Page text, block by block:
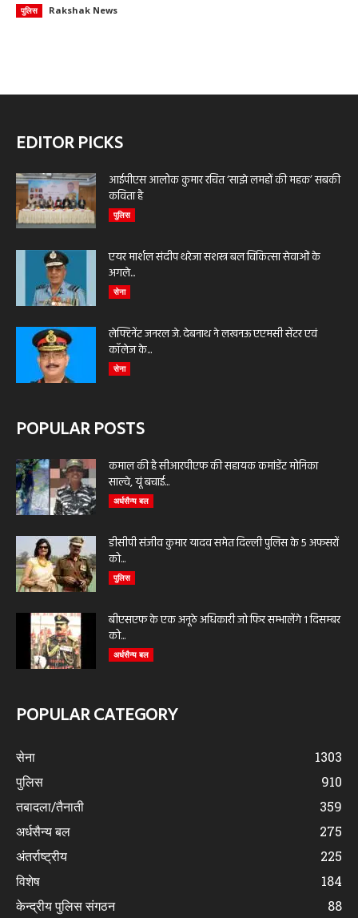
पुलिस Rakshak News
EDITOR PICKS
आईपीएस आलोक कुमार रचित ‘साझे लमहों की महक’ सबकी
कविता है
पुलिस
एयर मार्शल संदीप थरेजा सशस्त्र बल चिकित्सा सेवाओं के
अगले...
सेना
लेफ्टिनेंट जनरल जे. देबनाथ ने लखनऊ एएमसी सेंटर एवं
कॉलेज के...
सेना
POPULAR POSTS
कमाल की है सीआरपीएफ की सहायक कमांडेंट मोनिका
साल्वे, यूं बचाई...
अर्धसैन्य बल
डीसीपी संजीव कुमार यादव समेत दिल्ली पुलिस के 5 अफसरों
को...
पुलिस
बीएसएफ के एक अनूठे अधिकारी जो फिर सम्भालेंगे 1 दिसम्बर
को...
अर्धसैन्य बल
POPULAR CATEGORY
सेना
1303
पुलिस
910
तबादला/तैनाती
359
अर्धसैन्य बल
275
अंतर्राष्ट्रीय
225
विशेष
184
केन्द्रीय पुलिस संगठन
88